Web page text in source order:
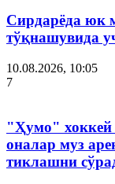
Сирдарёда юк
тўқнашувида
10.08.2026, 10:05
7
"Ҳумо" хоккей
оналар муз
тиклашни